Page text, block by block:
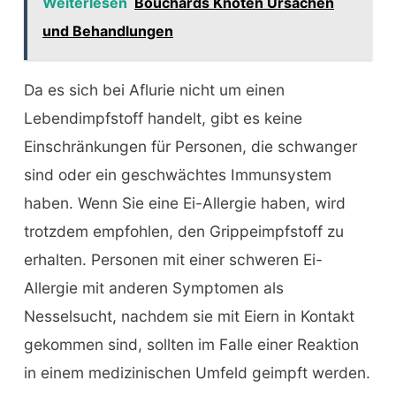
und Behandlungen
Da es sich bei Aflurie nicht um einen
Lebendimpfstoff handelt, gibt es keine
Einschränkungen für Personen, die schwanger
sind oder ein geschwächtes Immunsystem
haben. Wenn Sie eine Ei-Allergie haben, wird
trotzdem empfohlen, den Grippeimpfstoff zu
erhalten. Personen mit einer schweren Ei-
Allergie mit anderen Symptomen als
Nesselsucht, nachdem sie mit Eiern in Kontakt
gekommen sind, sollten im Falle einer Reaktion
in einem medizinischen Umfeld geimpft werden.